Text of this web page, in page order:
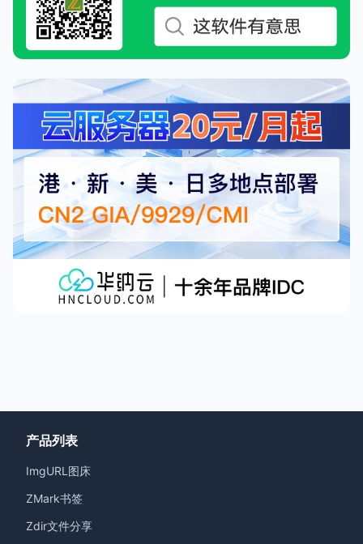
产品列表
ImgURL图床
ZMark书签
Zdir文件分享